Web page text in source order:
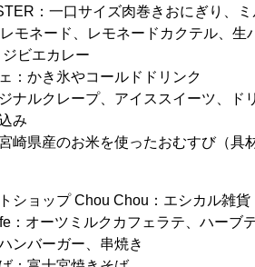
：一口サイズ肉巻きおにぎり、
モネード、レモネードカクテル、生
ビエカレー
：かき氷やコールドドリンク
ナルクレープ、アイススイーツ、ド
み
崎県産のお米を使ったおむすび（具
ショップ Chou Chou：エシカル雑貨
：オーツミルクカフェラテ、ハーブ
ンバーガー、串焼き